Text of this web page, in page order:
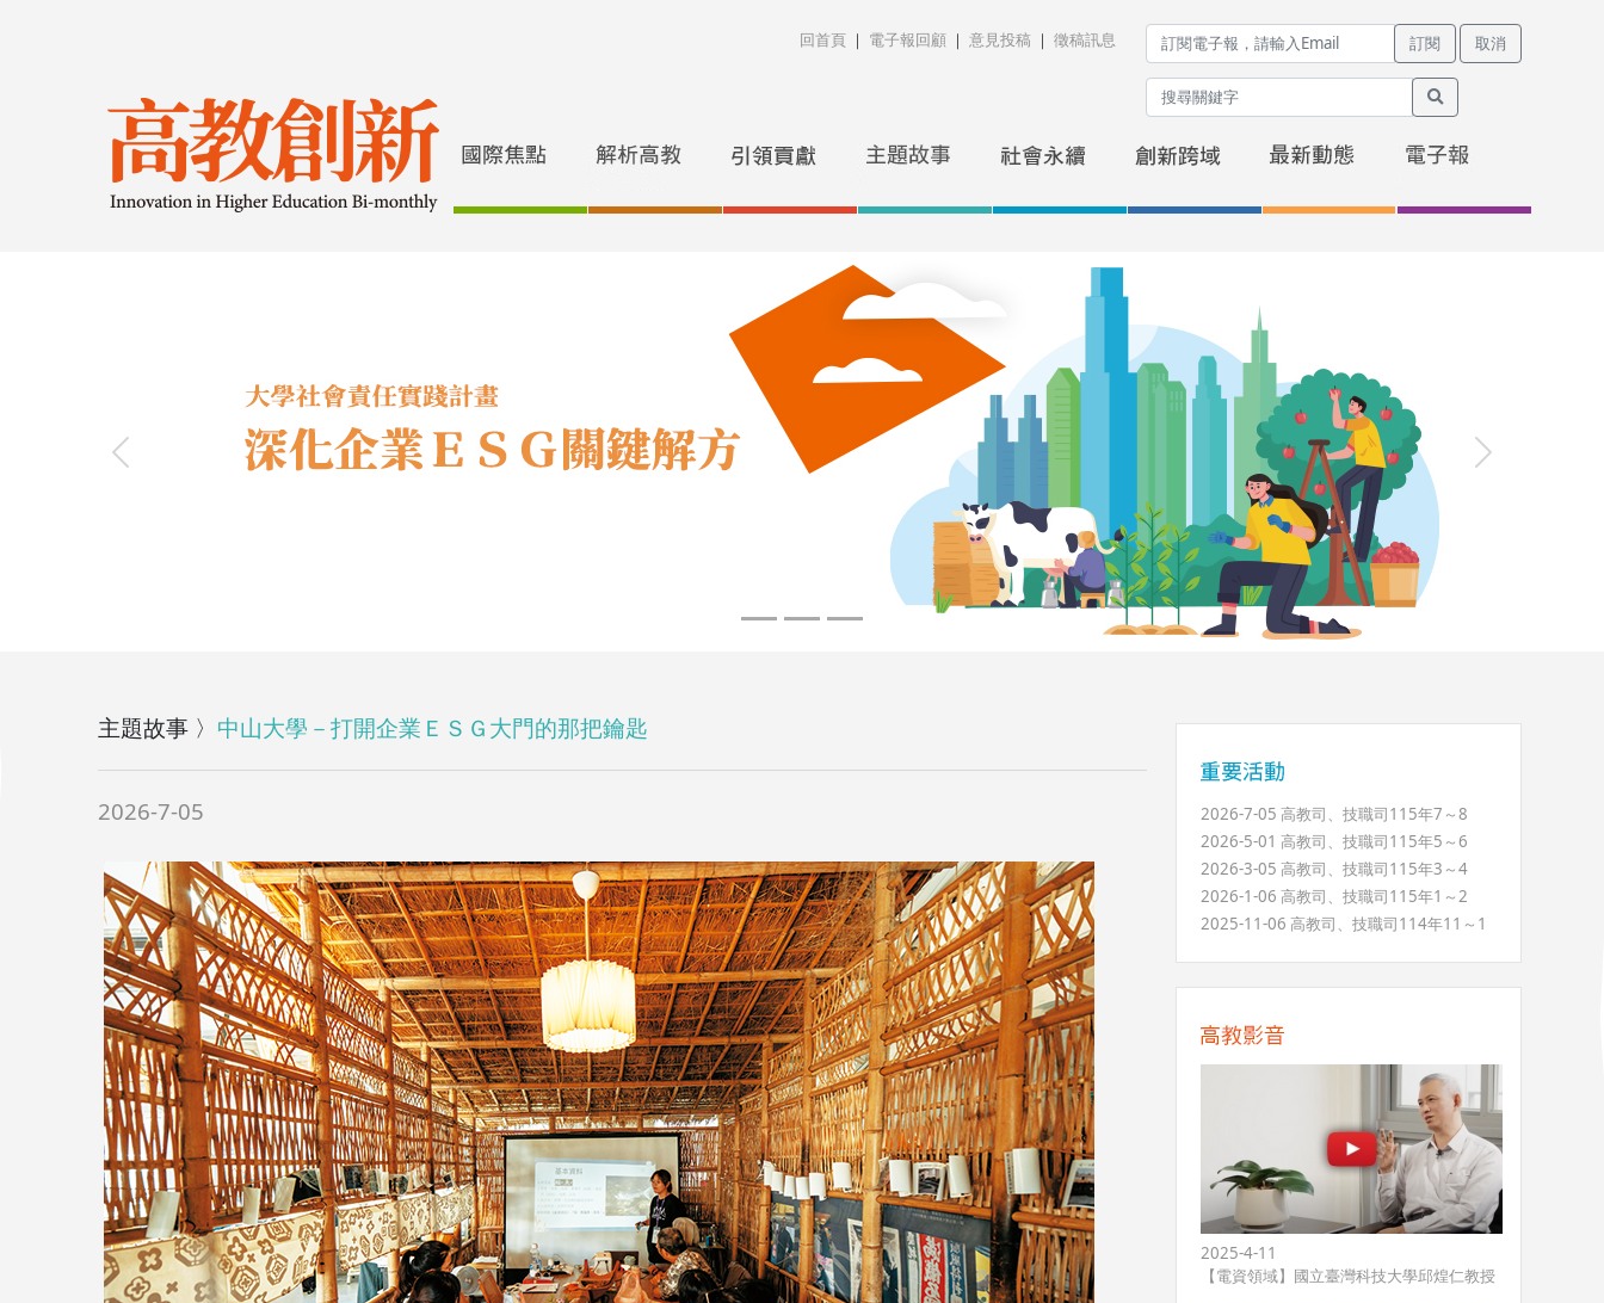
回首頁 ｜ 電子報回顧 ｜ 意見投稿 ｜ 徵稿訊息 訂閱 取消
Previous Next
主題故事 〉 中山大學－打開企業ＥＳＧ大門的那把鑰匙
2026-7-05
2026-7-05 高教司、技職司115年7～8
2026-5-01 高教司、技職司115年5～6
2026-3-05 高教司、技職司115年3～4
2026-1-06 高教司、技職司115年1～2
2025-11-06 高教司、技職司114年11～1
2025-4-11
【電資領域】國立臺灣科技大學邱煌仁教授